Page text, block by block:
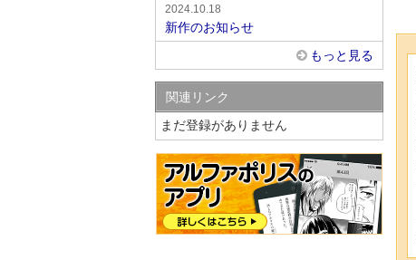
2024.10.18
新作のお知らせ
もっと見る
関連リンク
まだ登録がありません